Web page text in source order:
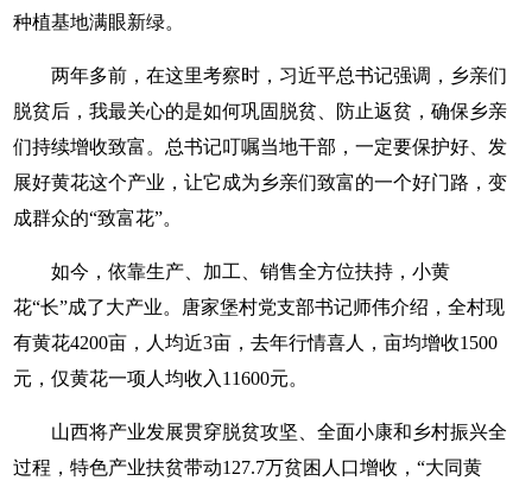
种植基地满眼新绿。
两年多前，在这里考察时，习近平总书记强调，乡亲们
脱贫后，我最关心的是如何巩固脱贫、防止返贫，确保乡亲
们持续增收致富。总书记叮嘱当地干部，一定要保护好、发
展好黄花这个产业，让它成为乡亲们致富的一个好门路，变
成群众的“致富花”。
如今，依靠生产、加工、销售全方位扶持，小黄
花“长”成了大产业。唐家堡村党支部书记师伟介绍，全村现
有黄花4200亩，人均近3亩，去年行情喜人，亩均增收1500
元，仅黄花一项人均收入11600元。
山西将产业发展贯穿脱贫攻坚、全面小康和乡村振兴全
过程，特色产业扶贫带动127.7万贫困人口增收，“大同黄